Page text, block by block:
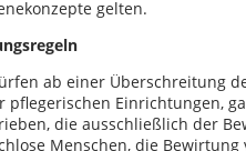
gelten.
ab einer Überschreitung
pflegerischen Einrichtungen,
die ausschließlich der
Menschen, die